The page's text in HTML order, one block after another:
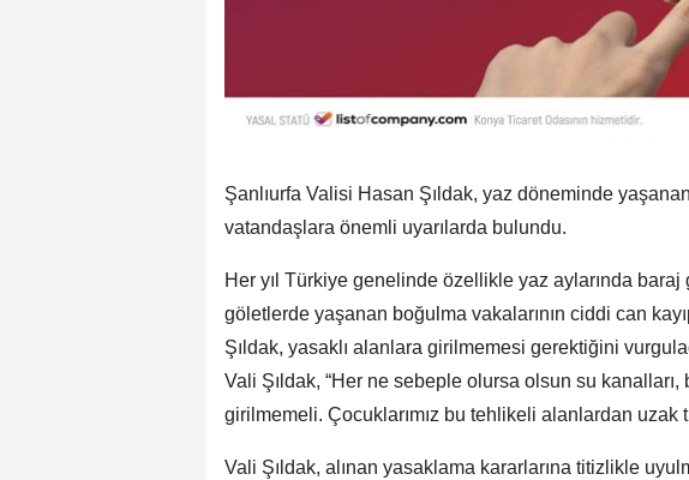
Şanlıurfa Valisi Hasan Şıldak, yaz döneminde
vatandaşlara önemli uyarılarda bulundu.
Her yıl Türkiye genelinde özellikle yaz aylarında
göletlerde yaşanan boğulma vakalarının ciddi can
Şıldak, yasaklı alanlara girilmemesi gerektiğini
Vali Şıldak, “Her ne sebeple olursa olsun su
girilmemeli. Çocuklarımız bu tehlikeli alanlardan uzak
Vali Şıldak, alınan yasaklama kararlarına titizlikle